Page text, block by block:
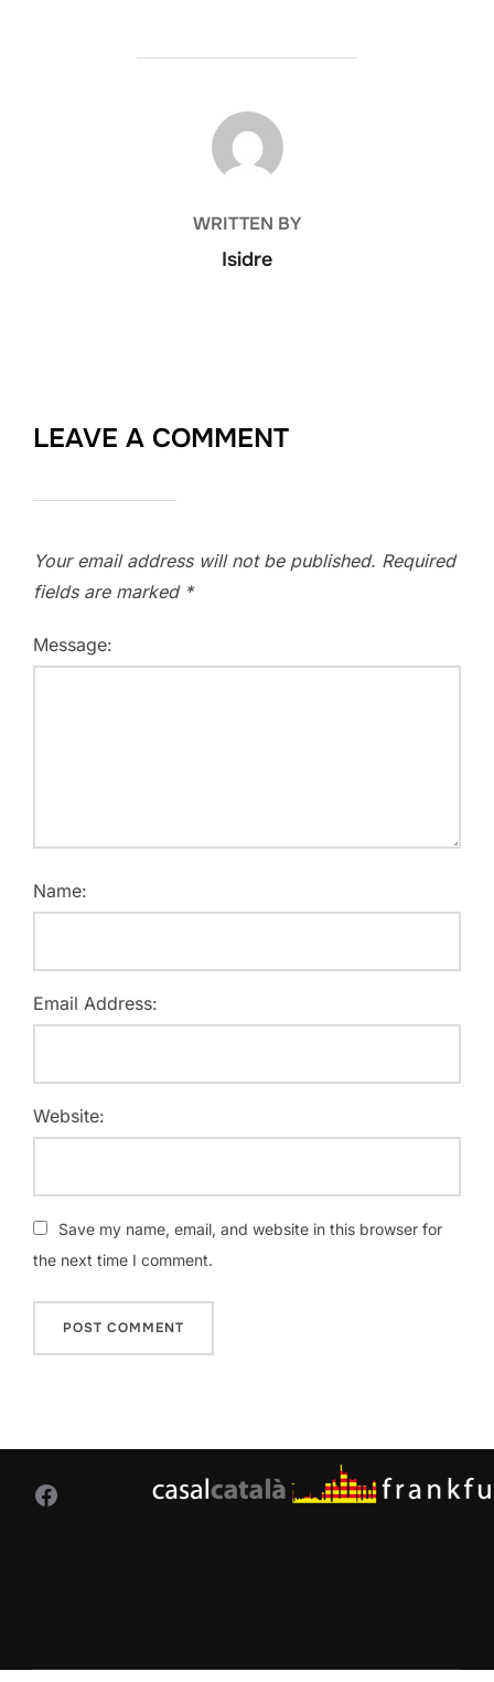
POST AUTHOR
WRITTEN BY
Isidre
LEAVE A COMMENT
Your email address will not be published. Required
fields are marked *
Message:
Name:
Email Address:
Website:
Save my name, email, and website in this browser for
the next time I comment.
Facebook